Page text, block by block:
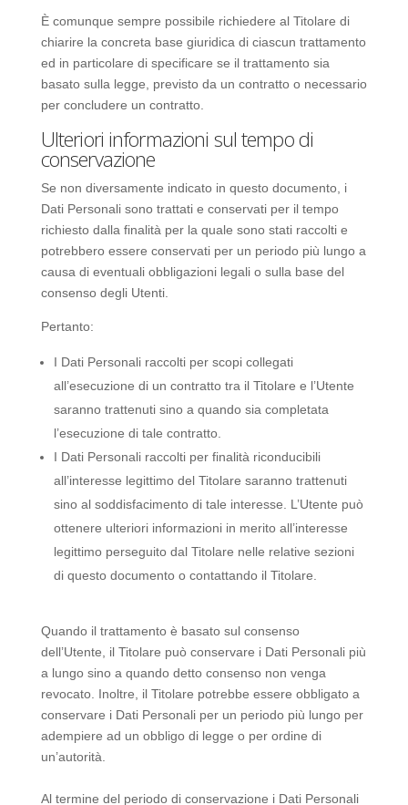
È comunque sempre possibile richiedere al Titolare di
chiarire la concreta base giuridica di ciascun trattamento
ed in particolare di specificare se il trattamento sia
basato sulla legge, previsto da un contratto o necessario
per concludere un contratto.
Ulteriori informazioni sul tempo di
conservazione
Se non diversamente indicato in questo documento, i
Dati Personali sono trattati e conservati per il tempo
richiesto dalla finalità per la quale sono stati raccolti e
potrebbero essere conservati per un periodo più lungo a
causa di eventuali obbligazioni legali o sulla base del
consenso degli Utenti.
Pertanto:
I Dati Personali raccolti per scopi collegati
all’esecuzione di un contratto tra il Titolare e l’Utente
saranno trattenuti sino a quando sia completata
l’esecuzione di tale contratto.
I Dati Personali raccolti per finalità riconducibili
all’interesse legittimo del Titolare saranno trattenuti
sino al soddisfacimento di tale interesse. L’Utente può
ottenere ulteriori informazioni in merito all’interesse
legittimo perseguito dal Titolare nelle relative sezioni
di questo documento o contattando il Titolare.
Quando il trattamento è basato sul consenso
dell’Utente, il Titolare può conservare i Dati Personali più
a lungo sino a quando detto consenso non venga
revocato. Inoltre, il Titolare potrebbe essere obbligato a
conservare i Dati Personali per un periodo più lungo per
adempiere ad un obbligo di legge o per ordine di
un’autorità.
Al termine del periodo di conservazione i Dati Personali